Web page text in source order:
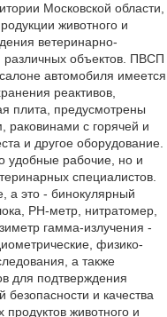
Московской области,
животного и
ветеринарно-
различных объектов. ПВСП
автомобиля имеется
реактивов,
плита, предусмотрены
раковинами с горячей и
и другое оборудование.
удобные рабочие, но и
специалистов.
это - бинокулярный
PH-метр, нитратомер,
гамма-излучения -
физико-
а также
для подтверждения
безопасности и качества
животного и